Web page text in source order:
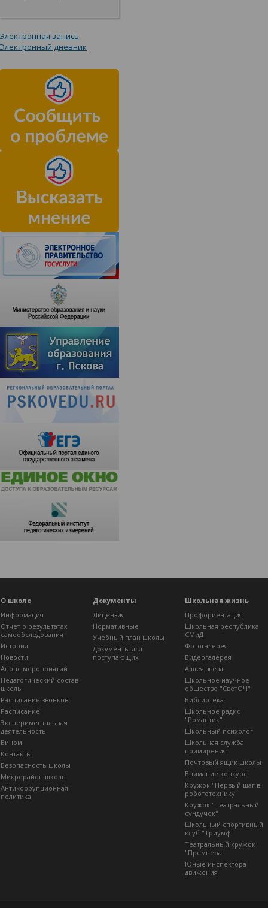
Электронная запись
Электронный дневник
О школе
Информация
Отчет о результатах
самообследования
История
Новости
Анонс мероприятий
Педагогический состав
школы
Расписание звонков
Расписание
Экспериментальная
деятельность
Бином
Контакты
Безопасность школы
Микрорайон школы
Антикоррупционная
политика
Документы
Лицензия
Нормативные
Учебный план школы
Документы для
поступающих
Школьная жизнь
Профориентация
Школьная республика
СМиД
Фотогалерея
Видеогалерея
Аллея звезд
Школьное научное
общество "СветОЧ"
Библиотека
Школьное радио
"Романтик"
Школьный психолог
Школьная служба
примирения
Почтовый ящик школы
Внимание конкурс!
Кружок "Первый шаг в
робототехнику"
Кружок "Театральный
сундучок"
Школьный спортивный
клуб "Триумф"
Театральный кружок
"Премьера"
Юные инспектора
движения